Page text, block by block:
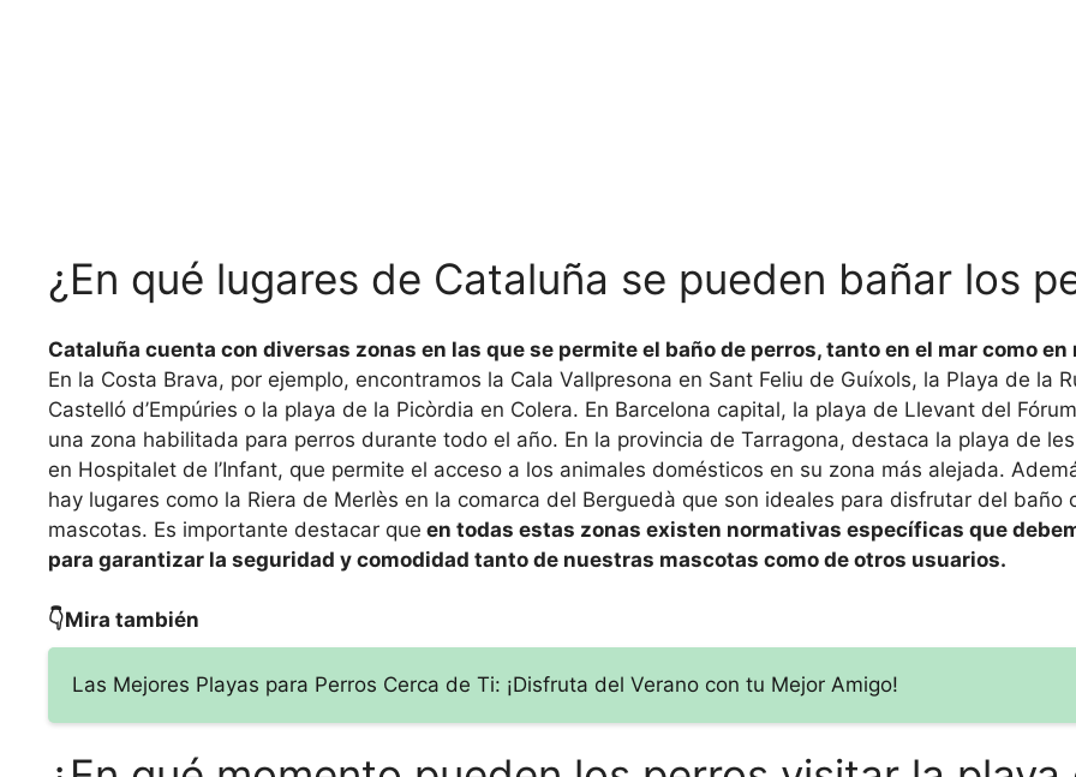
¿En qué lugares de Cataluña se pueden bañar los
Cataluña cuenta con diversas zonas en las que se permite el baño de perros, tanto en el mar como en
En la Costa Brava, por ejemplo, encontramos la Cala Vallpresona en Sant Feliu de Guíxols, la Playa de la
Castelló d’Empúries o la playa de la Picòrdia en Colera. En Barcelona capital, la playa de Llevant del
una zona habilitada para perros durante todo el año. En la provincia de Tarragona, destaca la playa de
en Hospitalet de l’Infant, que permite el acceso a los animales domésticos en su zona más alejada.
hay lugares como la Riera de Merlès en la comarca del Berguedà que son ideales para disfrutar del baño
mascotas. Es importante destacar que en todas estas zonas existen normativas específicas que
para garantizar la seguridad y comodidad tanto de nuestras mascotas como de otros usuarios.
👇Mira también
Las Mejores Playas para Perros Cerca de Ti: ¡Disfruta del Verano con tu Mejor Amigo!